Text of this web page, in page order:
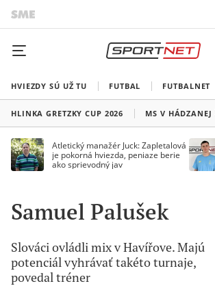
HVIEZDY SÚ UŽ TU FUTBAL FUTBALNET
HLINKA GRETZKY CUP 2026 MS V
Atletický manažér Juck: Zapletalová
je pokorná hviezda, peniaze berie
ako sprievodný jav
Samuel Palušek
Slováci ovládli mix v Havířove. Majú
potenciál vyhrávať takéto turnaje,
povedal tréner